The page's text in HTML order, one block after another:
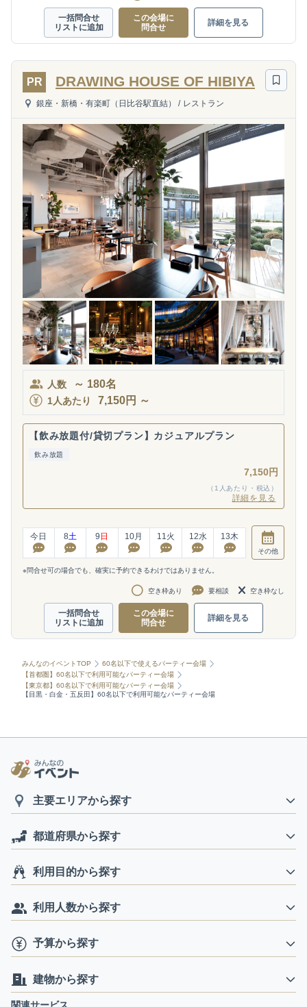
一括問合せ
リストに追加
この会場に
問合せ
詳細を見る
PR DRAWING HOUSE OF HIBIYA
銀座・新橋・有楽町（日比谷駅直結） / レストラン
人数 ～ 180名
1人あたり 7,150円 ～
【飲み放題付/貸切プラン】カジュアルプラン
飲み放題
7,150円
（1人あたり・税込）
詳細を見る
今日 8土 9 日 10月 11火 12水 13木
その他
※問合せ可の場合でも、確実に予約できるわけではありません。
空き枠あり 要相談 空き枠なし
一括問合せ
リストに追加
この会場に
問合せ
詳細を見る
みんなのイベントTOP
60名以下で使えるパーティー会場
【首都圏】60名以下で利用可能なパーティー会場
【東京都】60名以下で利用可能なパーティー会場
【目黒・白金・五反田】60名以下で利用可能なパーティー会場
主要エリアから探す
都道府県から探す
利用目的から探す
利用人数から探す
予算から探す
建物から探す